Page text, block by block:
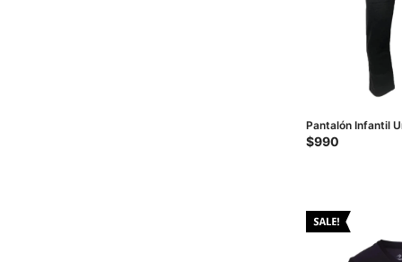
Pantalón Infantil
Negro
$990